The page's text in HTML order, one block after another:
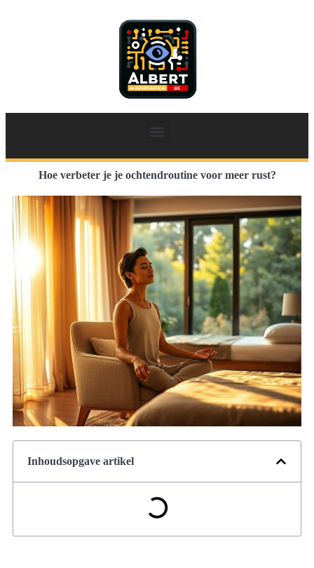
Hoe verbeter je je ochtendroutine voor meer rust?
Inhoudsopgave artikel